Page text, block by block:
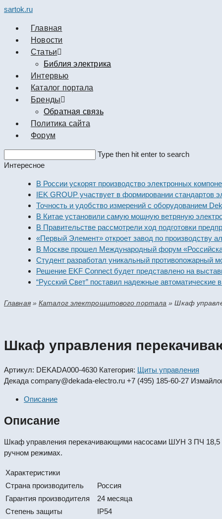
sartok.ru
Главная
Новости
Cтатьи
Библия электрика
Интервью
Каталог портала
Бренды
Обратная связь
Политика сайта
Форум
this
Type then hit enter to search
Интересное
В России ускорят производство электронных
IEK GROUP участвует в формировании стандартов
Точность и удобство измерений с оборудованием
В Китае установили самую мощную ветряную
В Правительстве рассмотрели ход подготовки
«Первый Элемент» откроет завод по производству
В Москве прошел Международный форум «Российская
Студент разработал уникальный противопожарный
Решение EKF Connect будет представлено на
“Русский Свет” поставил надежные
Главная»Каталог электрощитового портала »Шкаф
Шкаф управления
Артикул: DEKADA000-4630 Категория: Щиты управления
Декада company@dekada-electro.ru +7 (495) 185-60-27
Описание
Описание
Шкаф управления перекачивающими насосами ШУН 3 ПЧ 18,5
ручном режимах.
Характеристики
Страна производитель
Россия
Гарантия производителя
24 месяца
Степень защиты
IP54